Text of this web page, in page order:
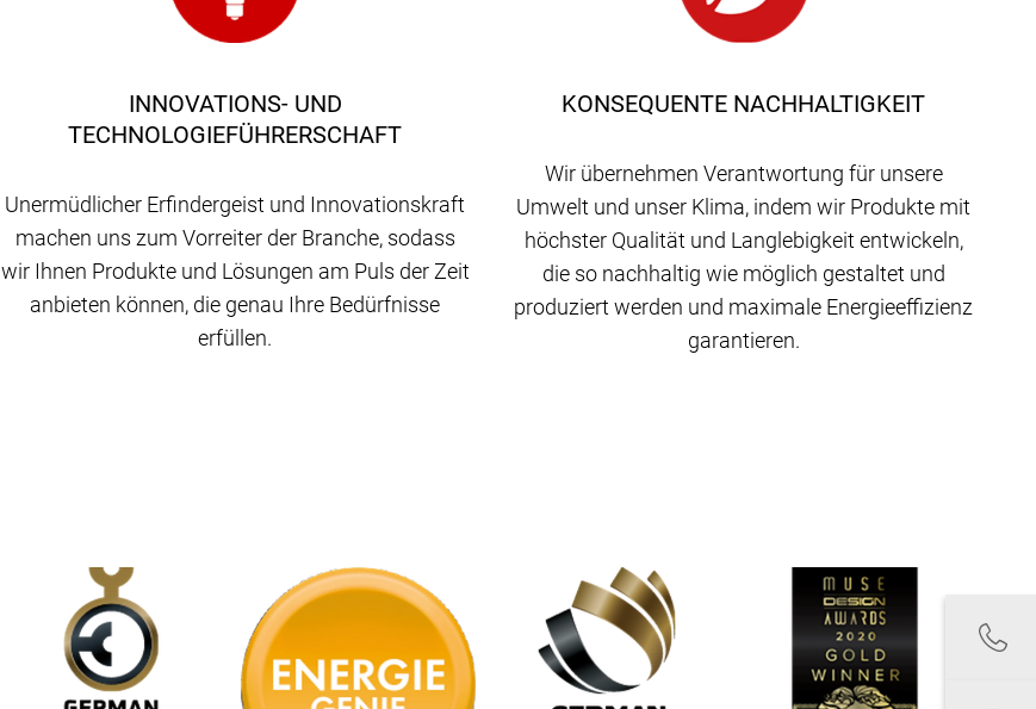
KONSEQUENTE NACHHALTIGKEIT
Wir übernehmen Verantwortung für unsere
Umwelt und unser Klima, indem wir Produkte mit
höchster Qualität und Langlebigkeit entwickeln,
die so nachhaltig wie möglich gestaltet und
produziert werden und maximale Energieeffizienz
garantieren.
INNOVATIONS- UND
TECHNOLOGIEFÜHRERSCHAFT
Unermüdlicher Erfindergeist und Innovationskraft
machen uns zum Vorreiter der Branche, sodass
wir Ihnen Produkte und Lösungen am Puls der Zeit
anbieten können, die genau Ihre Bedürfnisse
erfüllen.